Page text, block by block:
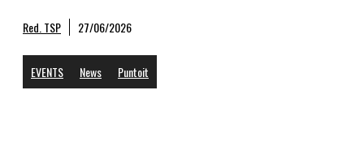
Red. TSP 27/06/2026
EVENTS News Puntoit